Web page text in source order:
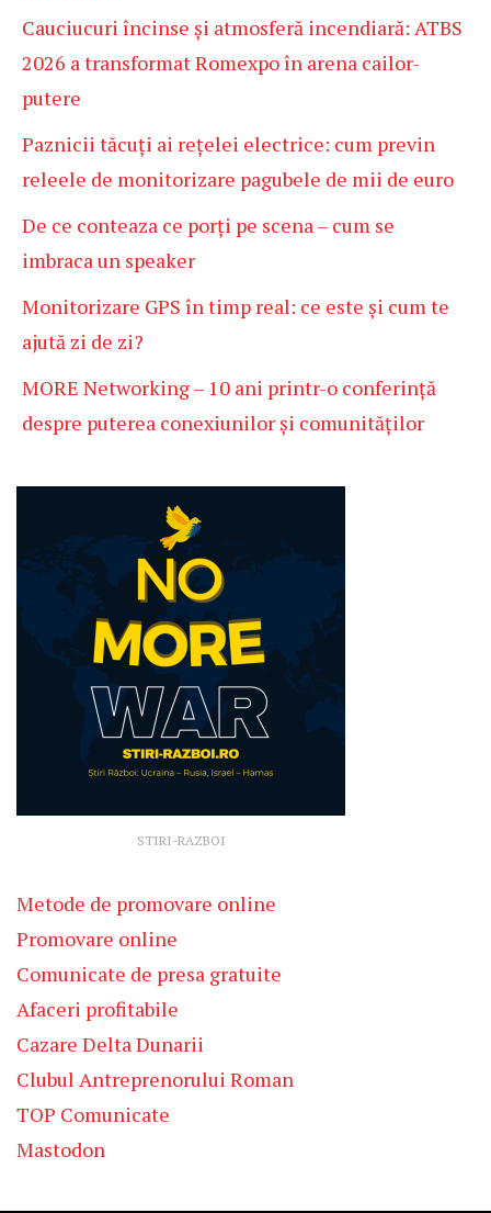
Cauciucuri încinse și atmosferă incendiară: ATBS
2026 a transformat Romexpo în arena cailor-
putere
Paznicii tăcuți ai rețelei electrice: cum previn
releele de monitorizare pagubele de mii de euro
De ce conteaza ce porți pe scena – cum se
imbraca un speaker
Monitorizare GPS în timp real: ce este și cum te
ajută zi de zi?
MORE Networking – 10 ani printr-o conferință
despre puterea conexiunilor și comunităților
STIRI-RAZBOI
Metode de promovare online
Promovare online
Comunicate de presa gratuite
Afaceri profitabile
Cazare Delta Dunarii
Clubul Antreprenorului Roman
TOP Comunicate
Mastodon